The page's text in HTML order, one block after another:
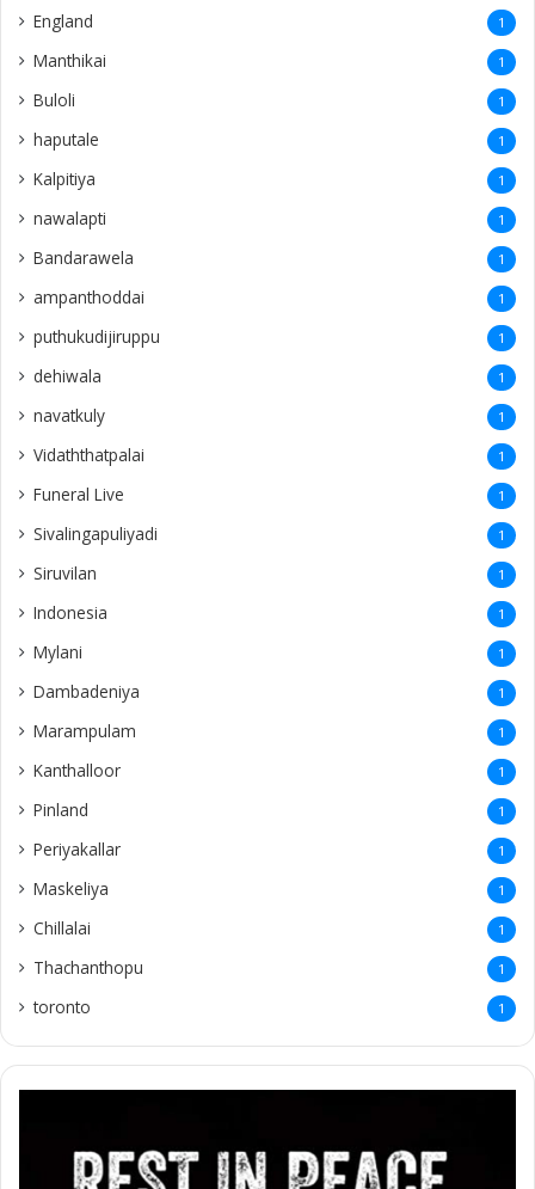
England 1
Manthikai 1
Buloli 1
haputale 1
Kalpitiya 1
nawalapti 1
Bandarawela 1
ampanthoddai 1
puthukudijiruppu 1
dehiwala 1
navatkuly 1
Vidaththatpalai 1
Funeral Live 1
Sivalingapuliyadi 1
Siruvilan 1
Indonesia 1
Mylani 1
Dambadeniya 1
Marampulam 1
Kanthalloor 1
Pinland 1
Periyakallar 1
Maskeliya 1
Chillalai 1
Thachanthopu 1
toronto 1